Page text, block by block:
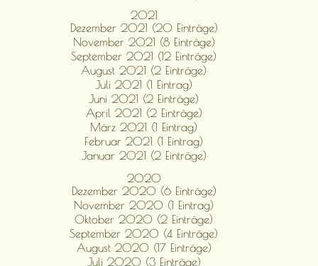
2021
Dezember 2021 (20 Einträge)
November 2021 (8 Einträge)
September 2021 (12 Einträge)
August 2021 (2 Einträge)
Juli 2021 (1 Eintrag)
Juni 2021 (2 Einträge)
April 2021 (2 Einträge)
März 2021 (1 Eintrag)
Februar 2021 (1 Eintrag)
Januar 2021 (2 Einträge)
2020
Dezember 2020 (6 Einträge)
November 2020 (1 Eintrag)
Oktober 2020 (2 Einträge)
September 2020 (4 Einträge)
August 2020 (17 Einträge)
Juli 2020 (3 Einträge)